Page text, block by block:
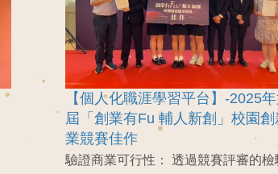
【個人化職涯學習平台】-2025
屆「創業有Fu 輔人新創」校園創
業競賽佳作
驗證商業可行性： 透過競賽評審的檢